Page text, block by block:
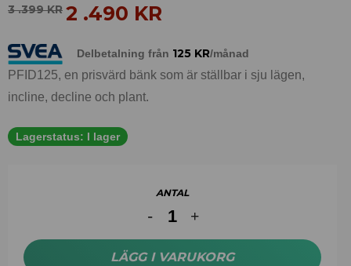
kundrecensioner
3 .399KR 2 .490 KR
Delbetalning från 125 KR/månad
PFID125, en prisvärd bänk som är ställbar i sju lägen,
incline, decline och plant.
Lagerstatus: I lager
ANTAL
LÄGG I VARUKORG